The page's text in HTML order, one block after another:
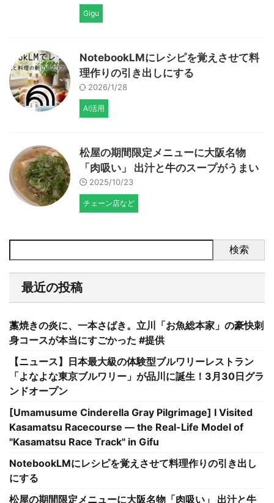
Gigu
NotebookLMにレシピを覚えさせて料
理作りの引き出しにする
2026/1/28
AI活用
松屋の期間限定メニューに大阪名物
「肉吸い」 出汁と牛のスープがうまい
2025/10/23
チェーン店など
検索
最近の投稿
藁焼きの炎に、一本さばき。立川「お魚総本家」の豪快刺
身コースが本当にすごかった #提供
【ニュース】日本最大級の体験型ブルワリーレストラン
「よなよな東京ブルワリー」が品川に誕生！3月30日グラ
ンドオープン
[Umamusume Cinderella Gray Pilgrimage] I Visited
Kasamatsu Racecourse — the Real-Life Model of
"Kasamatsu Race Track" in Gifu
NotebookLMにレシピを覚えさせて料理作りの引き出し
にする
松屋の期間限定メニューに大阪名物「肉吸い」 出汁と牛